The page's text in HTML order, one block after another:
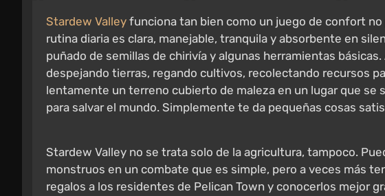
Stardew Valley funciona tan bien como un juego de confort
rutina diaria es clara, manejable, tranquila y absorbente en
puñado de semillas de chirivía y algunas herramientas
despejando tierras, regando cultivos, recolectando recursos
lentamente un terreno cubierto de maleza en un lugar que se
para salvar el mundo. Simplemente te da pequeñas cosas
Stardew Valley no se trata solo de la agricultura, tampoco.
monstruos en un combate que es simple, pero a veces más
regalos a los residentes de Pelican Town y conocerlos mejor